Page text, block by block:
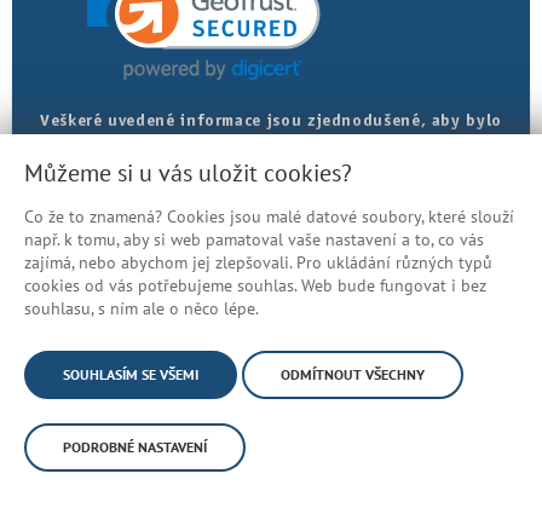
Veškeré uvedené informace jsou zjednodušené, aby bylo
najdete v právních předpisech.
Prohlášení o přístupnosti
Mapa stránek
© Česká správa sociálního zabezpečení
Můžeme si u vás uložit cookies?
Co že to znamená? Cookies jsou malé datové soubory, které slouží
např. k tomu, aby si web pamatoval vaše nastavení a to, co vás
zajímá, nebo abychom jej zlepšovali. Pro ukládání různých typů
cookies od vás potřebujeme souhlas. Web bude fungovat i bez
souhlasu, s ním ale o něco lépe.
SOUHLASÍM SE VŠEMI ODMÍTNOUT VŠECHNY
PODROBNÉ NASTAVENÍ